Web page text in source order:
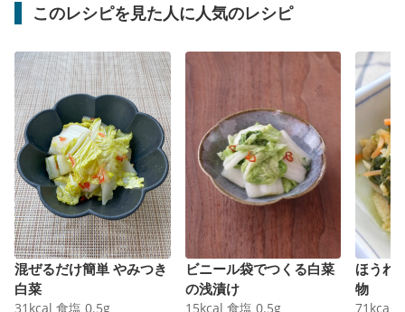
このレシピを見た人に人気のレシピ
混ぜるだけ簡単 やみつき
白菜
31 kcal 食塩 0.5g
ビニール袋でつくる白菜
の浅漬け
15kcal 食塩 0.5g
ほうれ
物
71 kcal